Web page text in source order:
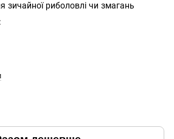
риболовлі чи змагань